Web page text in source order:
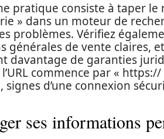
pratique consiste à taper le
» dans un moteur de
problèmes. Vérifiez
générales de vente claires,
davantage de garanties
commence par «
signes d’une connexion
ses informations